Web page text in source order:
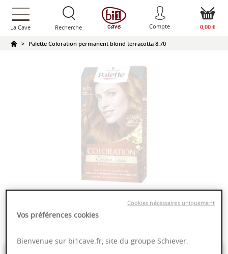
text.skipToContent
text.skipToNavigation
La Cave Recherche Compte 0,00 €
Palette Coloration permanent blond terracotta 8.70
Palette Coloration permanent blond
terracotta 8.70
Vos préférences cookies
Bienvenue sur bi1cave.fr, site du groupe Schiever.
Cookies nécessaires uniquement